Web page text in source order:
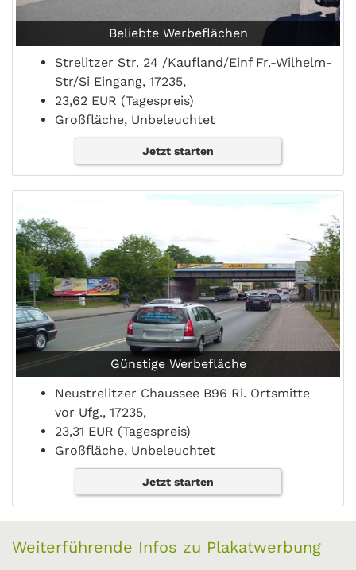
Beliebte Werbeflächen
Strelitzer Str. 24 /Kaufland/Einf Fr.-Wilhelm-
Str/Si Eingang, 17235,
23,62 EUR (Tagespreis)
Großfläche, Unbeleuchtet
Jetzt starten
Günstige Werbefläche
Neustrelitzer Chaussee B96 Ri. Ortsmitte
vor Ufg., 17235,
23,31 EUR (Tagespreis)
Großfläche, Unbeleuchtet
Jetzt starten
Weiterführende Infos zu Plakatwerbung